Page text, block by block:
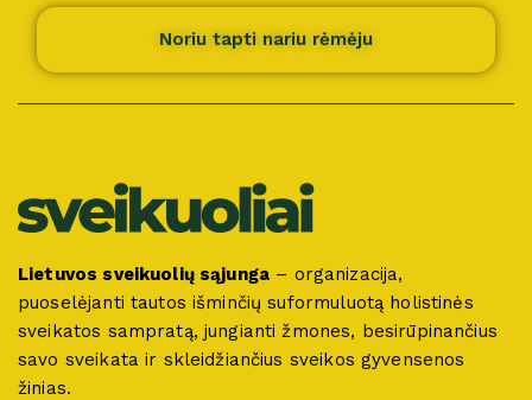
Noriu tapti nariu rėmėju
Lietuvos sveikuolių sąjunga – organizacija,
puoselėjanti tautos išminčių suformuluotą holistinės
sveikatos sampratą, jungianti žmones, besirūpinančius
savo sveikata ir skleidžiančius sveikos gyvensenos
žinias.